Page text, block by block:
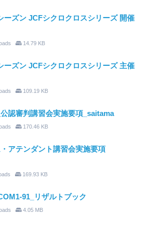
ーズン JCFシクロクロスシリーズ 開催
14.79 KB
ーズン JCFシクロクロスシリーズ 主催
109.19 KB
認審判講習会実施要項_saitama
170.46 KB
アテンダント講習会実施要項
169.93 KB
91_リザルトブック
4.05 MB